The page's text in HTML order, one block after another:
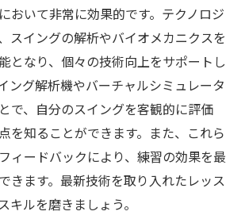
おいて非常に効果的です。テクノロジ
スイングの解析やバイオメカニクスを
となり、個々の技術向上をサポートし
ング解析機やバーチャルシミュレータ
で、自分のスイングを客観的に評価
を知ることができます。また、これら
ィードバックにより、練習の効果を最
きます。最新技術を取り入れたレッス
キルを磨きましょう。